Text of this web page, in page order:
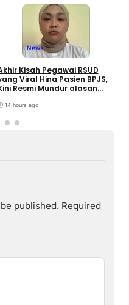
News
Kisah Pegawai RSUD
Viral Hina Pasien BPJS,
Resmi Mundur alasan
14 hours ago
published. Required